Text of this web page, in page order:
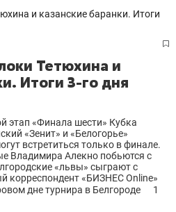
Тетюхина и
Итоги 3-го дня
этап «Финала шести» Кубка
«Зенит» и «Белогорье»
встретиться только в финале.
Владимира Алекно побьются с
«львы» сыграют с
корреспондент «БИЗНЕС Online»
дне турнира в Белгороде
1